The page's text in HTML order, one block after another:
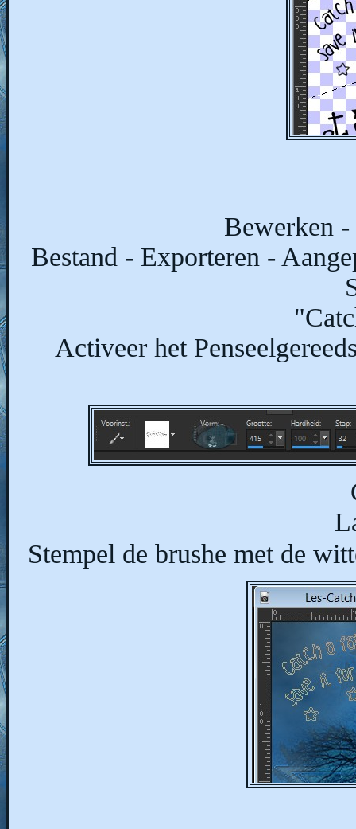
Bewerken -
Bestand - Exporteren -
Activeer het
Stempel de brushe met de